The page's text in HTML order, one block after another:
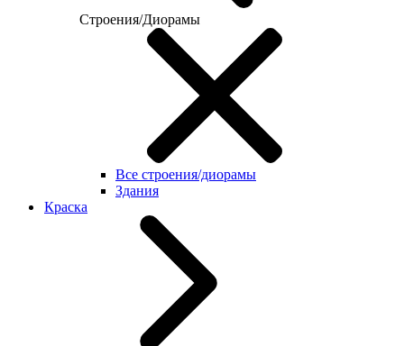
Строения/Диорамы
Все строения/диорамы
Здания
Краска